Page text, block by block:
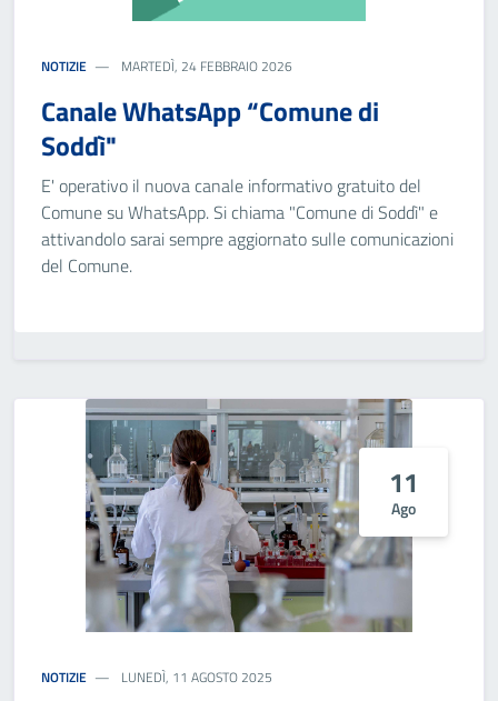
NOTIZIE MARTEDÌ, 24 FEBBRAIO 2026
Canale WhatsApp “Comune di
Soddì"
E' operativo il nuova canale informativo gratuito del
Comune su WhatsApp. Si chiama "Comune di Soddì" e
attivandolo sarai sempre aggiornato sulle comunicazioni
del Comune.
11
Ago
NOTIZIE LUNEDÌ, 11 AGOSTO 2025